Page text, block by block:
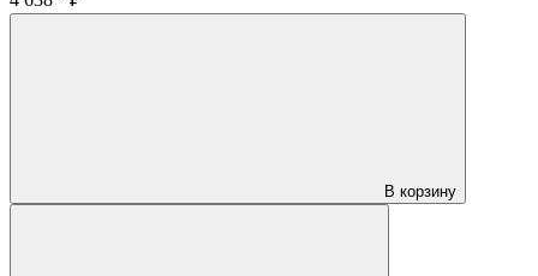
В корзину